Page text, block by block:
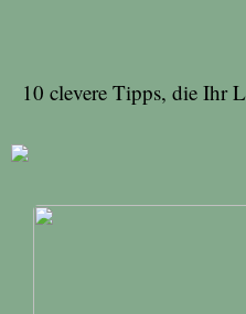
10 clevere Tipps, die Ihr